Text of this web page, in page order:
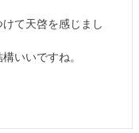
て天啓を感じまし
いいですね。